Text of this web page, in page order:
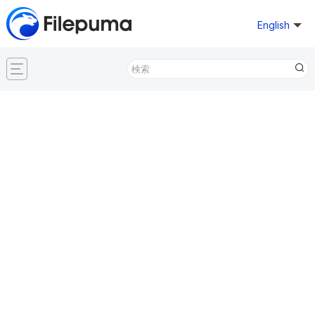
English